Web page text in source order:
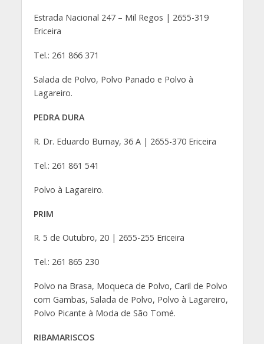
Estrada Nacional 247 – Mil Regos | 2655-319
Ericeira
Tel.: 261 866 371
Salada de Polvo, Polvo Panado e Polvo à
Lagareiro.
PEDRA DURA
R. Dr. Eduardo Burnay, 36 A | 2655-370 Ericeira
Tel.: 261 861 541
Polvo à Lagareiro.
PRIM
R. 5 de Outubro, 20 | 2655-255 Ericeira
Tel.: 261 865 230
Polvo na Brasa, Moqueca de Polvo, Caril de Polvo
com Gambas, Salada de Polvo, Polvo à Lagareiro,
Polvo Picante à Moda de São Tomé.
RIBAMARISCOS